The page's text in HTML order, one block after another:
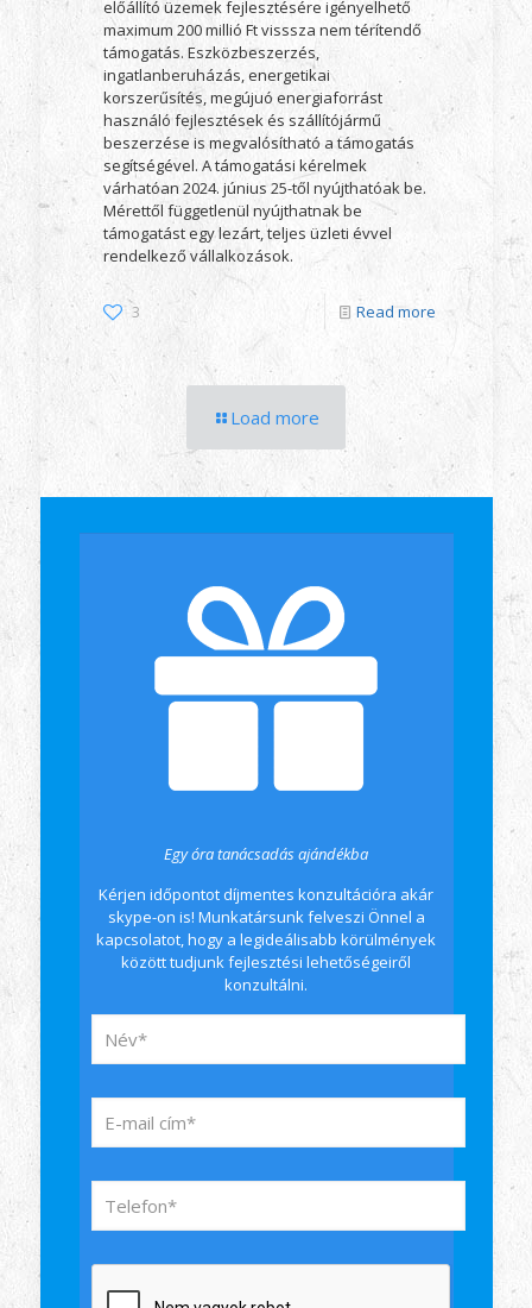
előállító üzemek fejlesztésére igényelhető
maximum 200 millió Ft visssza nem térítendő
támogatás. Eszközbeszerzés,
ingatlanberuházás, energetikai
korszerűsítés, megújuó energiaforrást
használó fejlesztések és szállítójármű
beszerzése is megvalósítható a támogatás
segítségével. A támogatási kérelmek
várhatóan 2024. június 25-től nyújthatóak be.
Mérettől függetlenül nyújthatnak be
támogatást egy lezárt, teljes üzleti évvel
rendelkező vállalkozások.
3 Read more
Load more
Egy óra tanácsadás ajándékba
Kérjen időpontot díjmentes konzultációra akár
skype-on is! Munkatársunk felveszi Önnel a
kapcsolatot, hogy a legideálisabb körülmények
között tudjunk fejlesztési lehetőségeiről
konzultálni.